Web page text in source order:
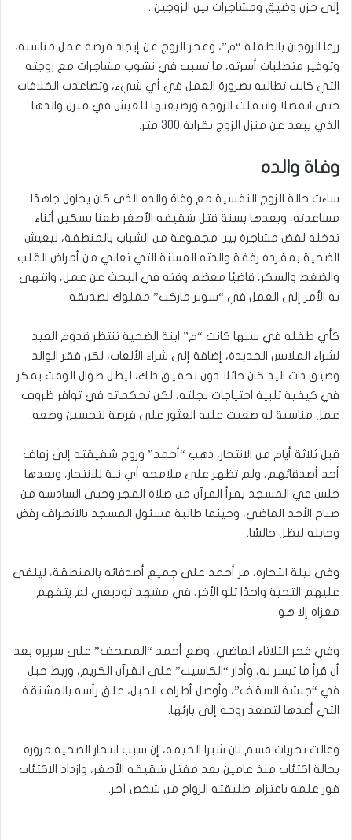
إلى حزن وضيق ومشاجرات بين الزوجين .
رزقا الزوجان بالطفلة “م”، وعجز الزوج عن إيجاد فرصة عمل مناسبة،
وتوفير متطلبات أسرته، ما تسبب في نشوب مشاجرات مع زوجته
التي كانت تطالبه بضرورة العمل في أي شيء، وتصاعدت الخلافات
حتى انفصلا وانتقلت الزوجة ورضيعتها للعيش في منزل والدها
الذي يبعد عن منزل الزوج بقرابة 300 متر.
وفاة والده
ساءت حالة الزوج النفسية مع وفاة والده الذي كان يحاول جاهدًا
مساعدته، وبعدها بسنة قتل شقيقه الأصغر طعنا بسكين أثناء
تدخله لفض مشاجرة بين مجموعة من الشباب بالمنطقة، ليعيش
الضحية بمفرده رفقة والدته المسنة التي تعاني من أمراض القلب
والضغط والسكر، قاضيًا معظم وقته في البحث عن عمل، وانتهى
به الأمر إلى العمل في “سوبر ماركت” مملوك لصديقه.
كأي طفله في سنها كانت “م” ابنة الضحية تنتظر قدوم العيد
لشراء الملابس الجديدة، إضافة إلى شراء الألعاب، لكن فقر الوالد
وضيق ذات اليد كان حائلا دون تحقيق ذلك، ليظل طوال الوقت يفكر
في كيفية تلبية احتياجات نجلته، لكن تحكماته في توافر ظروف
عمل مناسبة له صعبت عليه العثور على فرصة لتحسين وضعه.
قبل ثلاثة أيام من الانتحار، ذهب “أحمد” وزوج شقيقته إلى زفاف
أحد أصدقائهم، ولم تظهر على ملامحه أي نية للانتحار، وبعدها
جلس في المسجد يقرأ القرآن من صلاة الفجر وحتى السادسة من
صباح الأحد الماضي، وحينما طالبة مسئول المسجد بالانصراف رفض
وحايله ليظل جالسًا.
وفي ليلة انتحاره، مر أحمد على جميع أصدقائه بالمنطقة، ليلقى
عليهم التحية واحدًا تلو الأخر، في مشهد توديعي لم يتفهم
مغزاه إلا هو.
وفي فجر الثلاثاء الماضي، وضع أحمد “المصحف” على سريره بعد
أن قرأ ما تيسر له، وأدار “الكاسيت” على القرآن الكريم، وربط حبل
في “جنشة السقف”، وأوصل أطراف الحبل، علق رأسه بالمشنقة
التي أعدها لتصعد روحه إلى بارئها.
وقالت تحريات قسم ثان شبرا الخيمة، إن سبب انتحار الضحية مروره
بحالة اكتئاب منذ عامين بعد مقتل شقيقه الأصغر، وازداد الاكتئاب
فور علمه باعتزام طليقته الزواج من شخص آخر.​